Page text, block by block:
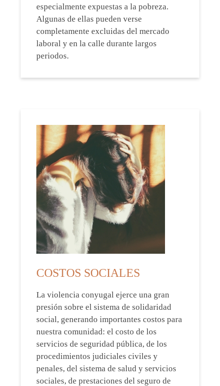
especialmente expuestas a la pobreza.
Algunas de ellas pueden verse
completamente excluidas del mercado
laboral y en la calle durante largos
periodos.
COSTOS SOCIALES
La violencia conyugal ejerce una gran
presión sobre el sistema de solidaridad
social, generando importantes costos para
nuestra comunidad: el costo de los
servicios de seguridad pública, de los
procedimientos judiciales civiles y
penales, del sistema de salud y servicios
sociales, de prestaciones del seguro de